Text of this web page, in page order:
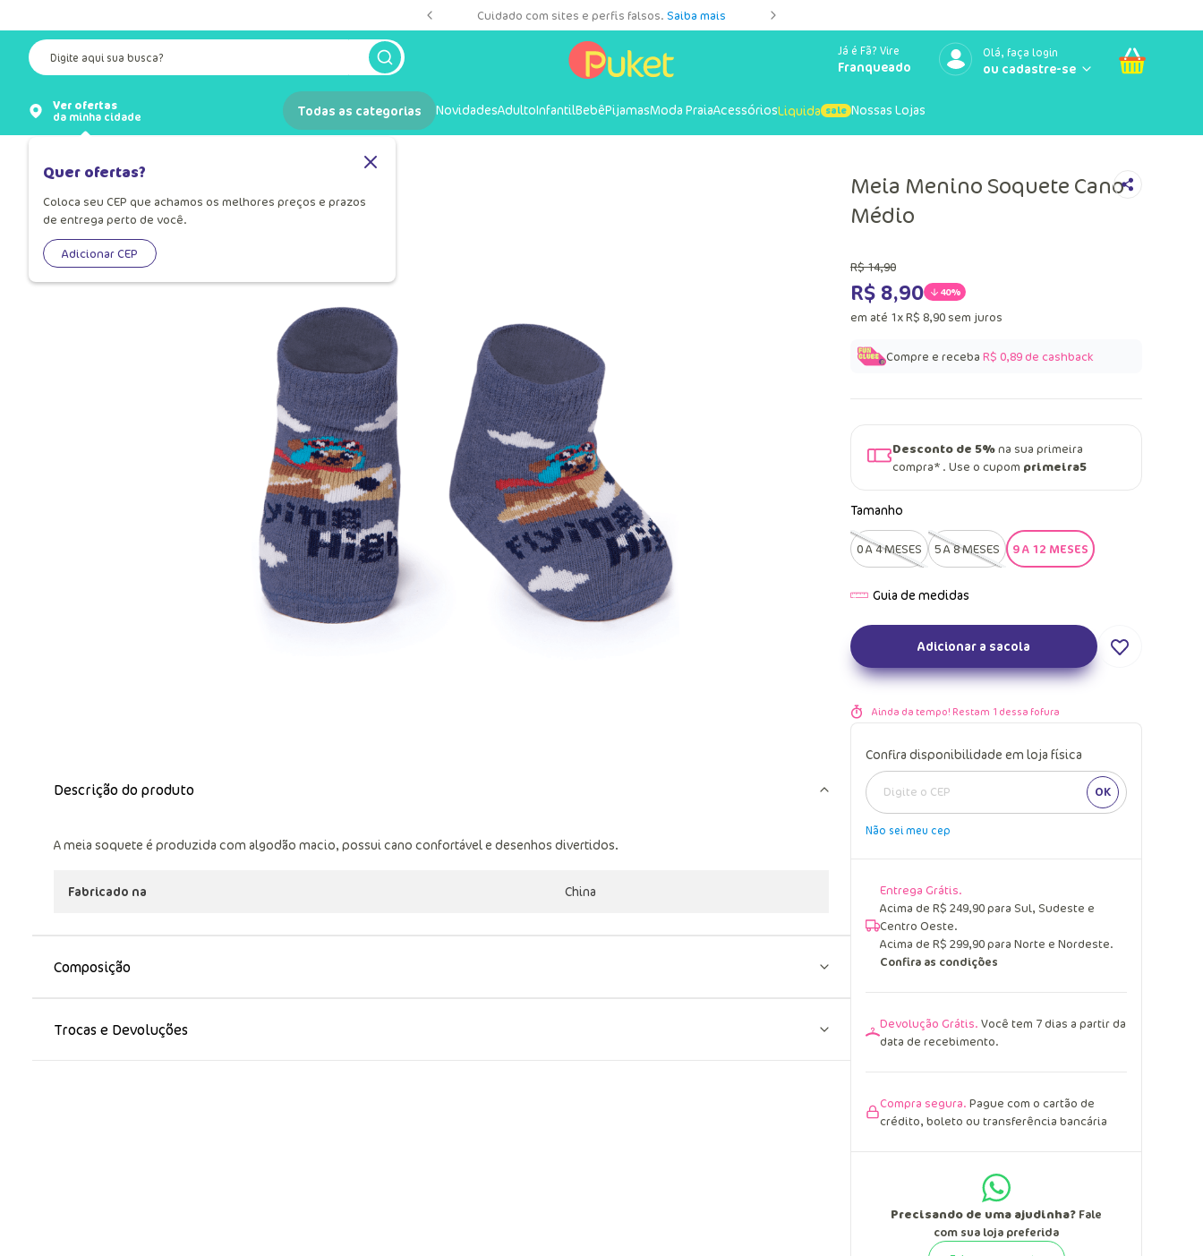
Cuidado com sites e perfis falsos. Saiba mais
Digite aqui sua busca? Já é Fã? Vire
Franqueado
Olá, faça login
Ver ofertas
da minha cidade
Quer ofertas?
Coloca seu CEP que achamos os melhores preços e prazos
de entrega perto de você.
Adicionar CEP
Todas as categorias NovidadesAdultoInfantilBebêPijamasModa PraiaAcessóriosLiquida Nossas Lojas
Descrição do produto
A meia soquete é produzida com algodão macio, possui cano confortável e desenhos divertidos.
Fabricado na China
Composição
Trocas e Devoluções
Meia Menino Soquete Cano
Médio
R$14,90
R$ 8,90 40%
em até 1xR$ 8,90 sem juros
Compre e receba R$ 0,89de cashback
Desconto de 5%na sua primeira
compra* . Use o cupom primeira5
Tamanho
0 A 4 MESES 5 A 8 MESES 9 A 12 MESES
Adicionar a sacola
Ainda da tempo! Restam 1 dessa fofura
Confira disponibilidade em loja física
OK
Não sei meu cep
Entrega Grátis.
Acima de R$ 249,90 para Sul, Sudeste e
Centro Oeste.
Acima de R$ 299,90 para Norte e Nordeste.
Confira as condições
Devolução Grátis. Você tem 7 dias a partir da
data de recebimento.
Compra segura. Pague com o cartão de
crédito, boleto ou transferência bancária
Precisando de uma ajudinha? Fale
com sua loja preferida